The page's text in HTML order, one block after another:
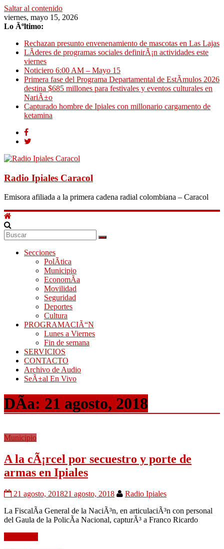
Saltar al contenido
viernes, mayo 15, 2026
Lo Ãºltimo:
Rechazan presunto envenenamiento de mascotas en Las Lajas
LÃ­deres de programas sociales definirÃ¡n actividades este
viernes
Noticiero 6:00 AM – Mayo 15
Primera fase del Programa Departamental de EstÃ­mulos 2026
destina $685 millones para festivales y eventos culturales en
NariÃ±o
Capturado hombre de Ipiales con millonario cargamento de
ketamina
Radio Ipiales Caracol
Emisora afiliada a la primera cadena radial colombiana – Caracol
Secciones
PolÃ­tica
Municipio
EconomÃ­a
Movilidad
Seguridad
Deportes
Cultura
PROGRAMACIÃ“N
Lunes a Viernes
Fin de semana
SERVICIOS
CONTACTO
Archivo de Audio
SeÃ±al En Vivo
DÃ­a: 21 agosto, 2018
Municipio
A la cÃ¡rcel por secuestro y porte de
armas en Ipiales
21 agosto, 201821 agosto, 2018
Radio Ipiales
La FiscalÃ­a General de la NaciÃ³n, en articulaciÃ³n con personal
del Gaula de la PolicÃ­a Nacional, capturÃ³ a Franco Ricardo